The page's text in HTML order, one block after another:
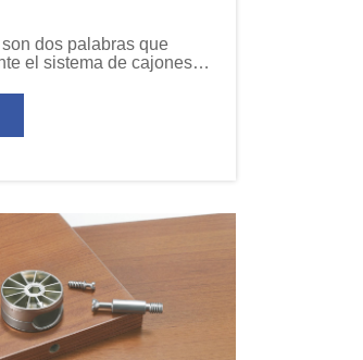
dos palabras que
el sistema de cajones
un programa de
encontrará la
deseada.